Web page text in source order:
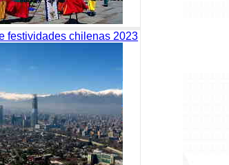
festividades chilenas 2023